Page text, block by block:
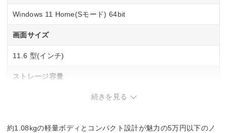
Windows 11 Home(Sモード) 64bit
画面サイズ
11.6 型(インチ)
ストレージ容量
続きを見る
約1.08kgの軽量ボディとコンパクト設計が魅力の5万円以下のノ